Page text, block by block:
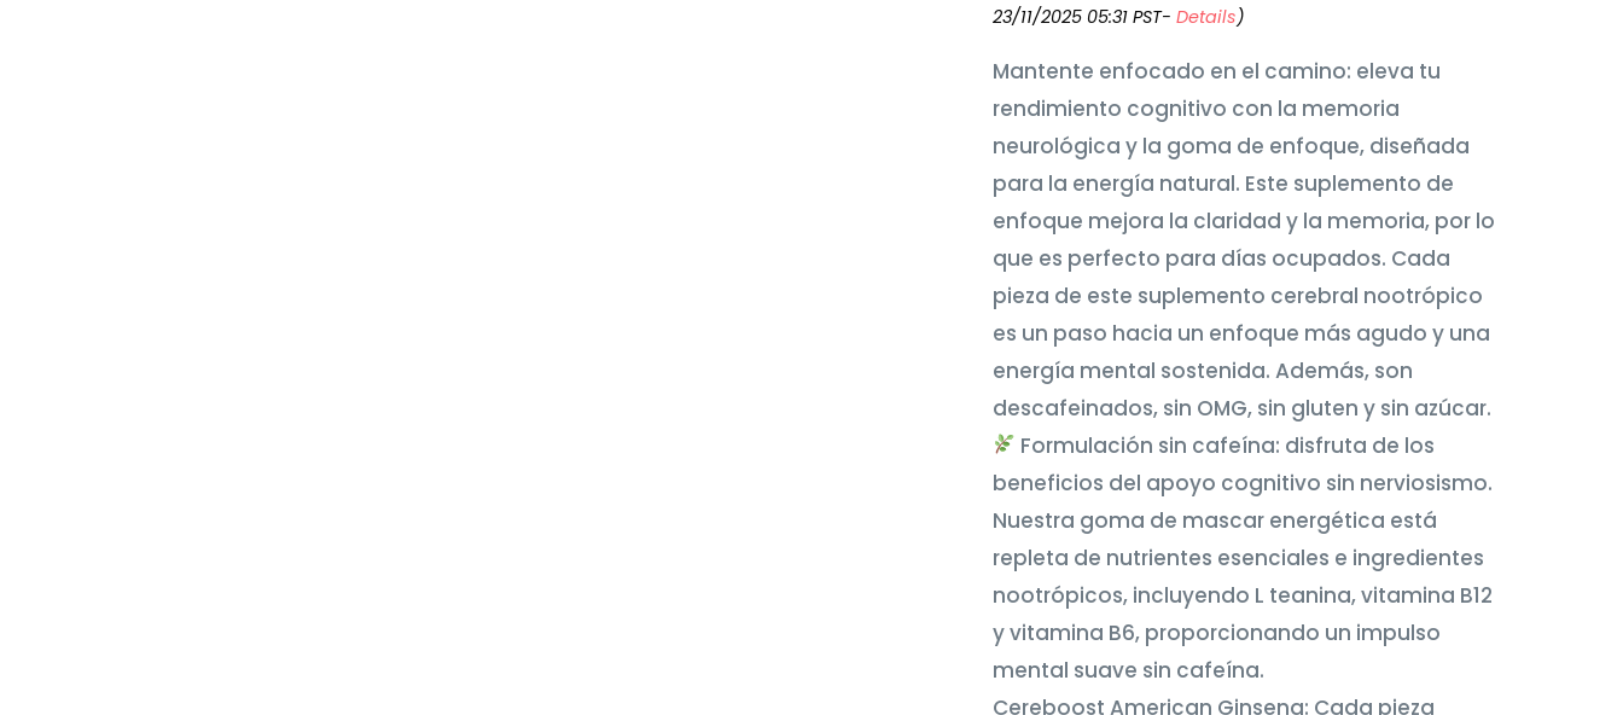
23/11/2025 05:31 PST- Details)
Mantente enfocado en el camino: eleva tu
rendimiento cognitivo con la memoria
neurológica y la goma de enfoque, diseñada
para la energía natural. Este suplemento de
enfoque mejora la claridad y la memoria, por lo
que es perfecto para días ocupados. Cada
pieza de este suplemento cerebral nootrópico
es un paso hacia un enfoque más agudo y una
energía mental sostenida. Además, son
descafeinados, sin OMG, sin gluten y sin azúcar.
Formulación sin cafeína: disfruta de los
beneficios del apoyo cognitivo sin nerviosismo.
Nuestra goma de mascar energética está
repleta de nutrientes esenciales e ingredientes
nootrópicos, incluyendo L teanina, vitamina B12
y vitamina B6, proporcionando un impulso
mental suave sin cafeína.
Cereboost American Ginseng: Cada pieza